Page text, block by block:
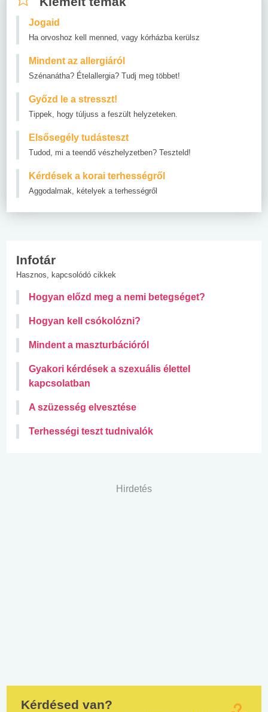
Jogaid
Ha orvoshoz kell menned, vagy kórházba kerülsz
Mindent az allergiáról
Szénanátha? Ételallergia? Tudj meg többet!
Győzd le a stresszt!
Tippek, hogy túljuss a feszült helyzeteken.
Elsősegély tudásteszt
Tudod, mi a teendő vészhelyzetben? Teszteld!
Kérdések a korai terhességről
Aggodalmak, kételyek a terhességről
Infotár
Hasznos, kapcsolódó cikkek
Hogyan előzd meg a nemi betegséget?
Hogyan kell csókolózni?
Mindent a maszturbációról
Gyakori kérdések a szexuális élettel
kapcsolatban
A szüzesség elvesztése
Terhességi teszt tudnivalók
Hirdetés
Kérdésed van?